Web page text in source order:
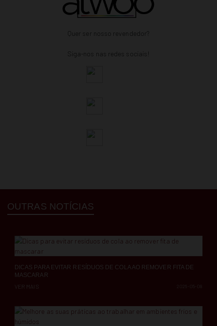
Quer ser nosso revendedor?
Siga-nos nas redes sociais!
OUTRAS NOTÍCIAS
DICAS PARA EVITAR RESÍDUOS DE COLA AO REMOVER FITA DE
MASCARAR
2026-05-08
VER MAIS